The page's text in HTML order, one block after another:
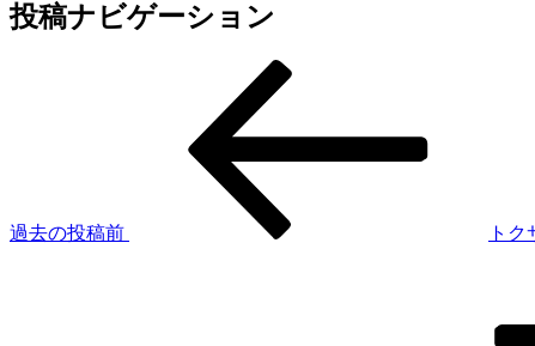
投稿ナビゲーション
過去の投稿前 ト